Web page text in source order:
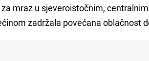
mraz u sjeveroistočnim,
zadržala povećana oblačnost